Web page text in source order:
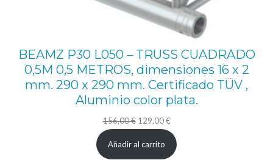
T
BEAMZ P30 L050 – TRUSS CUADRADO
0,5M 0,5 METROS, dimensiones 16 x 2
mm. 290 x 290 mm. Certificado TÜV ,
Aluminio color plata.
156,00€ El129,00€El
precio
actual
Añadir al carrito